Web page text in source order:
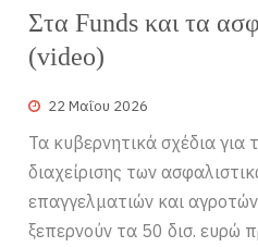
Στα Funds και τα
(video)
22 Μαΐου 2026
Τα κυβερνητικά σχέδια για
διαχείρισης των
επαγγελματιών και
ξεπερνούν τα 50 δισ. ευρώ